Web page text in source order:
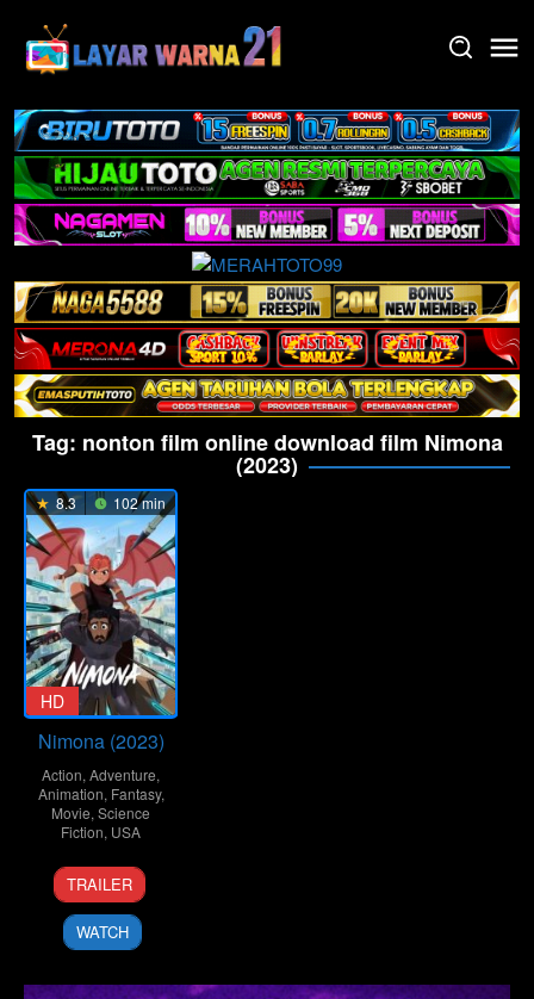
content
Tag: nonton film online download film Nimona
(2023)
8.3 102 min
HD
Nimona (2023)
Action,Adventure,
Animation, Fantasy,
Movie,Science
Fiction, USA
23
Jun
2023
Troy
Quane
TRAILER
WATCH